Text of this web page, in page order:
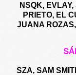
NSQK,
PRIETO, EL
JUANA
SZA, SAM